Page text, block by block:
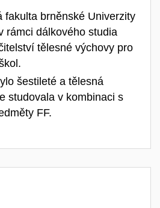
fakulta brněnské Univerzity
rámci dálkového studia
tělesné výchovy pro
šestileté a tělesná
studovala v kombinaci s
FF.